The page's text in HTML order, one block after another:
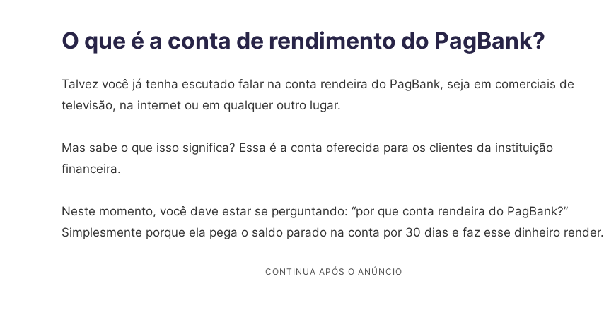
O que é a conta de rendimento do PagBank?
Talvez você já tenha escutado falar na conta rendeira do PagBank, seja em comerciais de
televisão, na internet ou em qualquer outro lugar.
Mas sabe o que isso significa? Essa é a conta oferecida para os clientes da instituição
financeira.
Neste momento, você deve estar se perguntando: “por que conta rendeira do PagBank?”
Simplesmente porque ela pega o saldo parado na conta por 30 dias e faz esse dinheiro render.